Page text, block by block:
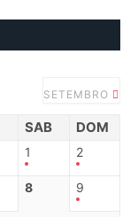
SETEMBRO
SAB DOM
1 2
8 9